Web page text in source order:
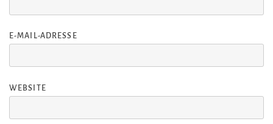
E-MAIL-ADRESSE
WEBSITE